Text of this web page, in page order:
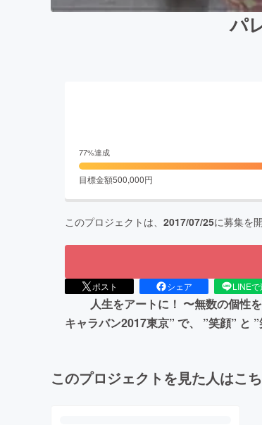
パ
77%達成
目標金額500,000円
このプロジェクトは、 2017/07/25に募集を
ポスト シェア LINEで
人生をアートに！ 〜無数の個性を
キャラバン2017東京” で、 ”笑顔” と ”
このプロジェクトを見た人はこ